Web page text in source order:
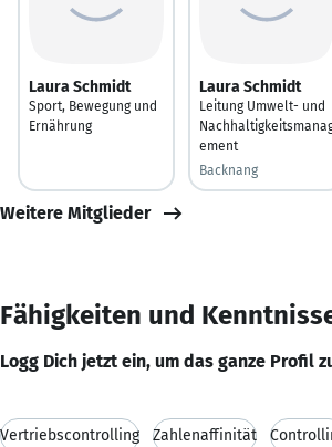
Laura Schmidt
Sport, Bewegung und
Ernährung
Laura Schmidt
Leitung Umwelt- und
ement
Backnang
Weitere Mitglieder
Fähigkeiten und
Logg Dich jetzt ein, um das ganze Profil
Vertriebscontrolling Zahlenaffinität